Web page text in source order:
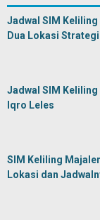
Jadwal SIM Keliling
Dua Lokasi
Jadwal SIM
Iqro Leles
SIM Keliling
Lokasi dan